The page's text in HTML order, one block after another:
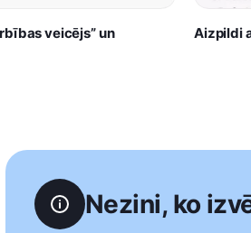
veicējs” un
Aizpildi
Nezini, ko